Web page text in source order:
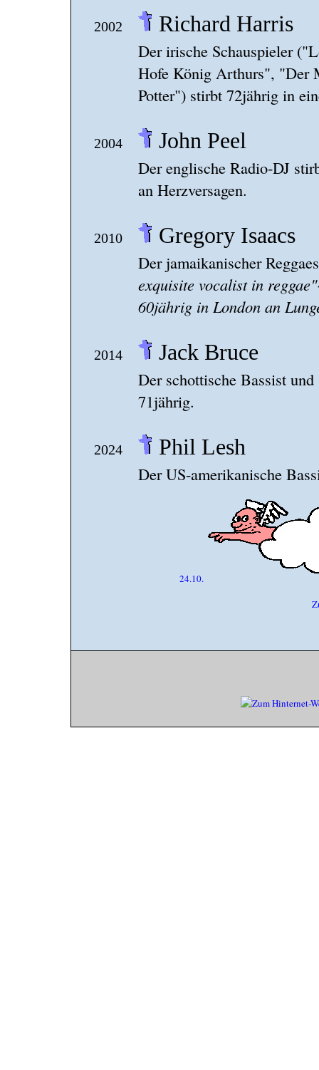
2002 Richard Harris
Der irische Schauspieler
Hofe König Arthurs", "Der
Potter") stirbt 72jährig in
2004 John Peel
Der englische Radio-DJ
an Herzversagen.
2010 Gregory Isaacs
Der jamaikanischer
exquisite vocalist in
60jährig in London an
2014 Jack Bruce
Der schottische Bassist
71jährig.
2024 Phil Lesh
Der US-amerikanische
24.10.